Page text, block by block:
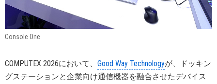
Console One
COMPUTEX 2026において、 Good Way Technologyが、ドッキン
グステーションと企業向け通信機器を融合させたデバイス